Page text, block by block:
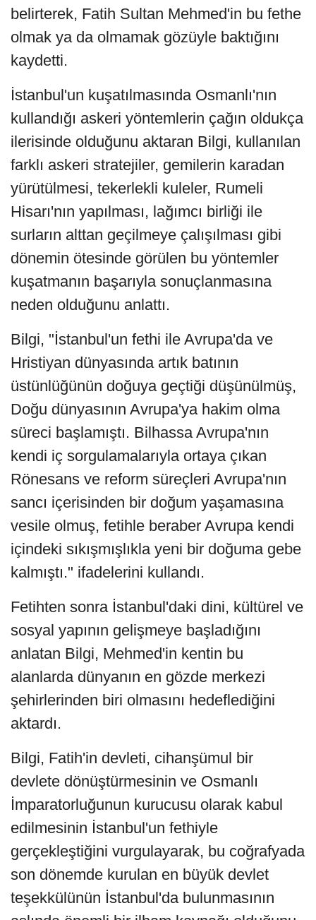
belirterek, Fatih Sultan Mehmed'in bu fethe
olmak ya da olmamak gözüyle baktığını
kaydetti.
İstanbul'un kuşatılmasında Osmanlı'nın
kullandığı askeri yöntemlerin çağın oldukça
ilerisinde olduğunu aktaran Bilgi, kullanılan
farklı askeri stratejiler, gemilerin karadan
yürütülmesi, tekerlekli kuleler, Rumeli
Hisarı'nın yapılması, lağımcı birliği ile
surların alttan geçilmeye çalışılması gibi
dönemin ötesinde görülen bu yöntemler
kuşatmanın başarıyla sonuçlanmasına
neden olduğunu anlattı.
Bilgi, "İstanbul'un fethi ile Avrupa'da ve
Hristiyan dünyasında artık batının
üstünlüğünün doğuya geçtiği düşünülmüş,
Doğu dünyasının Avrupa'ya hakim olma
süreci başlamıştı. Bilhassa Avrupa'nın
kendi iç sorgulamalarıyla ortaya çıkan
Rönesans ve reform süreçleri Avrupa'nın
sancı içerisinden bir doğum yaşamasına
vesile olmuş, fetihle beraber Avrupa kendi
içindeki sıkışmışlıkla yeni bir doğuma gebe
kalmıştı." ifadelerini kullandı.
Fetihten sonra İstanbul'daki dini, kültürel ve
sosyal yapının gelişmeye başladığını
anlatan Bilgi, Mehmed'in kentin bu
alanlarda dünyanın en gözde merkezi
şehirlerinden biri olmasını hedeflediğini
aktardı.
Bilgi, Fatih'in devleti, cihanşümul bir
devlete dönüştürmesinin ve Osmanlı
İmparatorluğunun kurucusu olarak kabul
edilmesinin İstanbul'un fethiyle
gerçekleştiğini vurgulayarak, bu coğrafyada
son dönemde kurulan en büyük devlet
teşekkülünün İstanbul'da bulunmasının